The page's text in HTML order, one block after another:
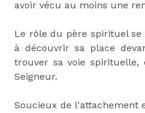
avoir vécu au moins une
Le rôle du père spirituel
à découvrir sa place
trouver sa voie spirituelle,
Seigneur.
Soucieux de l'attachement